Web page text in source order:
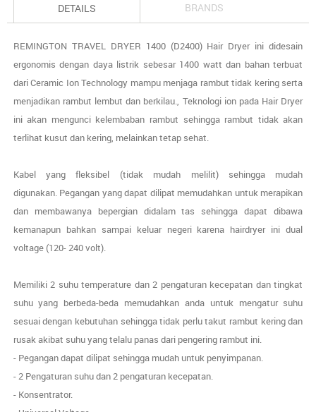
DETAILS BRANDS
REMINGTON TRAVEL DRYER 1400 (D2400) Hair Dryer ini didesain
ergonomis dengan daya listrik sebesar 1400 watt dan bahan terbuat
dari Ceramic Ion Technology mampu menjaga rambut tidak kering serta
menjadikan rambut lembut dan berkilau., Teknologi ion pada Hair Dryer
ini akan mengunci kelembaban rambut sehingga rambut tidak akan
terlihat kusut dan kering, melainkan tetap sehat.
Kabel yang fleksibel (tidak mudah melilit) sehingga mudah
digunakan. Pegangan yang dapat dilipat memudahkan untuk merapikan
dan membawanya bepergian didalam tas sehingga dapat dibawa
kemanapun bahkan sampai keluar negeri karena hairdryer ini dual
voltage (120- 240 volt).
Memiliki 2 suhu temperature dan 2 pengaturan kecepatan dan tingkat
suhu yang berbeda-beda memudahkan anda untuk mengatur suhu
sesuai dengan kebutuhan sehingga tidak perlu takut rambut kering dan
rusak akibat suhu yang telalu panas dari pengering rambut ini.
- Pegangan dapat dilipat sehingga mudah untuk penyimpanan.
- 2 Pengaturan suhu dan 2 pengaturan kecepatan.
- Konsentrator.